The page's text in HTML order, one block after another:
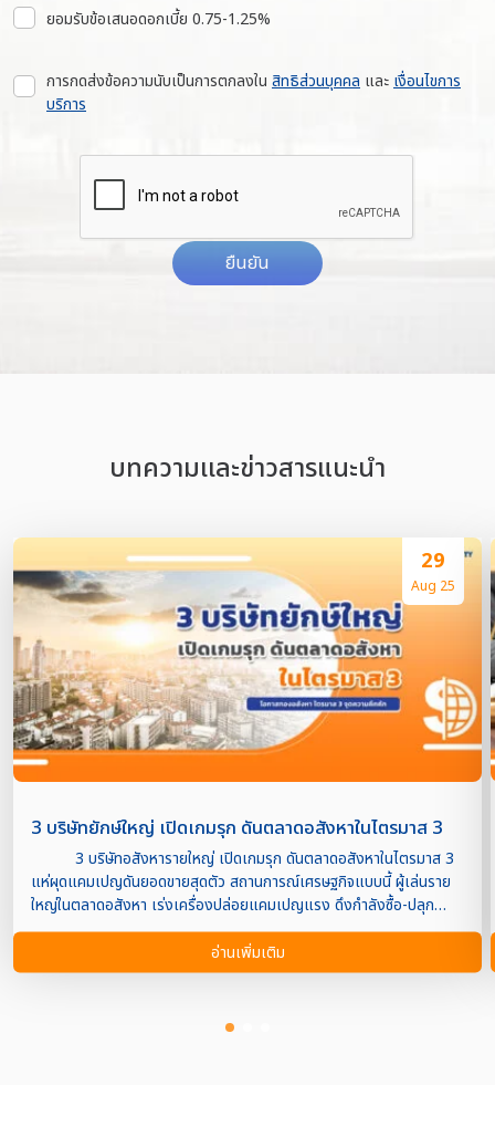
ยอมรับข้อเสนอดอกเบี้ย 0.75-1.25%
การกดส่งข้อความนับเป็นการตกลงใน สิทธิส่วนบุคคล และ เงื่อนไขการ
บริการ
ยืนยัน
บทความเเละข่าวสารแนะนำ
29
Aug 25
3 บริษัทยักษ์ใหญ่ เปิดเกมรุก ดันตลาดอสังหาในไตรมาส 3
3 บริษัทอสังหารายใหญ่ เปิดเกมรุก ดันตลาดอสังหาในไตรมาส 3
แห่ผุดแคมเปญดันยอดขายสุดตัว สถานการณ์เศรษฐกิจแบบนี้ ผู้เล่นราย
ใหญ่ในตลาดอสังหา เร่งเครื่องปล่อยแคมเปญแรง ดึงกำลังซื้อ-ปลุก
ดีมานด์ไตรมาส 3 ท่ามกลางภาวะเศรษฐกิจที่ยังไม่แน่นอนหวัง ดันยอดขาย
สุดตัว เมื่อวงการอสังหา ต้องสู้แบบไม่มีกั๊ก ปล่อยแคมเปญจัด
เต็มไตรมาส 3 ดันตลาดกลับมาคึกคักในวันที่ผู้บริโภคยังไม่มั่นใจใน
อสังหาริมทรัพย์ต้อง “เดินเกม” เพื่อดึงกำลังซื้อให้ออกมาใช้จ่ายทันทีที่มี
อ่านเพิ่มเติม